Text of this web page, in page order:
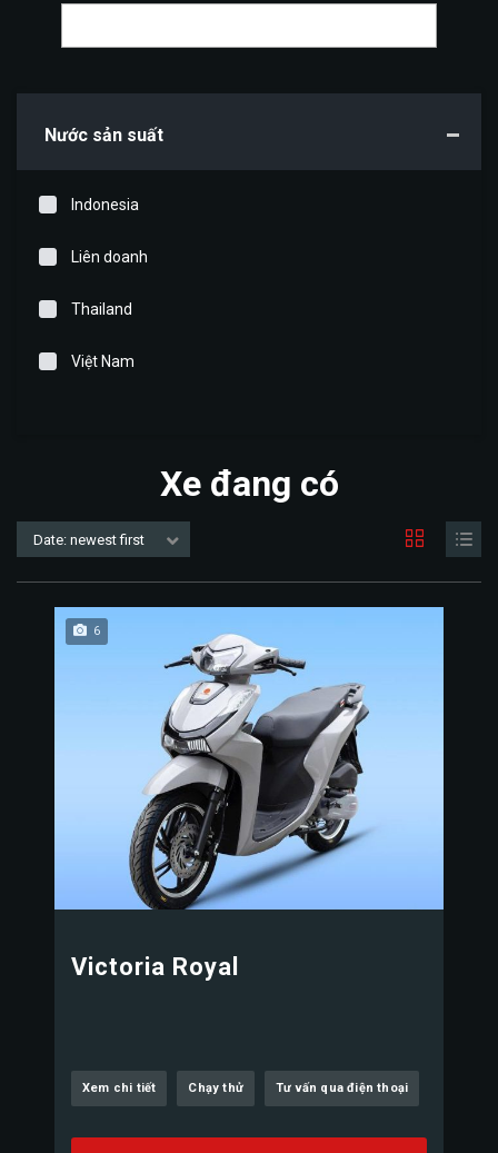
Nước sản suất
Indonesia
Liên doanh
Thailand
Việt Nam
Xe đang có
Date: newest first
6
Victoria Royal
Xem chi tiết Chạy thử Tư vấn qua điện thoại